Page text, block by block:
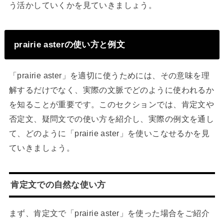
う活かしていくかを見ていきましょう。
prairie asterの使い方と例文
「prairie aster」を適切に使うためには、その意味を理
解するだけでなく、実際の文脈でどのように使われるか
を知ることが重要です。このセクションでは、肯定文や
否定文、疑問文での使い方を紹介し、実際の例文を通し
て、どのように「prairie aster」を使いこなせるかを見
ていきましょう。
肯定文での自然な使い方
まず、肯定文で「prairie aster」を使った場合をご紹介